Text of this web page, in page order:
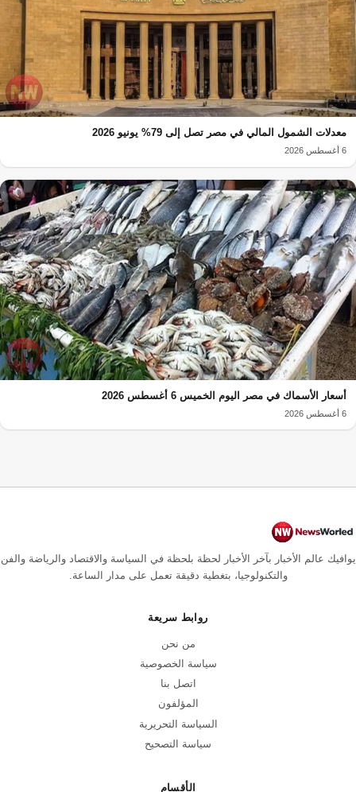
معدلات الشمول المالي في مصر تصل إلى 79% يونيو 2026
6 أغسطس 2026
أسعار الأسماك في مصر اليوم الخميس 6 أغسطس 2026
6 أغسطس 2026
يوافيك عالم الأخبار بآخر الأخبار لحظة بلحظة في السياسة والاقتصاد والرياضة والفن
والتكنولوجيا، بتغطية دقيقة تعمل على مدار الساعة.
روابط سريعة
من نحن
سياسة الخصوصية
اتصل بنا
المؤلفون
السياسة التحريرية
سياسة التصحيح
الأقسام